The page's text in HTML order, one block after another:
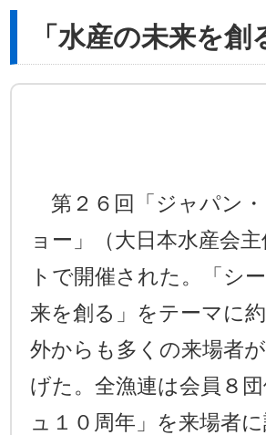
「水産の未来を
第２６回「ジャパン
ョー」（大日本水産会
トで開催された。「シ
来を創る」をテーマに
外からも多くの来場者
げた。全漁連は会員８
ュ１０周年」を来場者